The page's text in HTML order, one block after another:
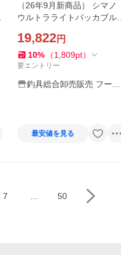
（26年9月新商品） シマノ
ウルトラライトパッカブルブ
ト FB-090Z ブラック Lサイ
ズ （9月発売予定／ご予約受
付中）
19,822円
10% （1,809pt）
要エントリー
釣具総合卸売販売 フーガ
最安値を見る
7 50